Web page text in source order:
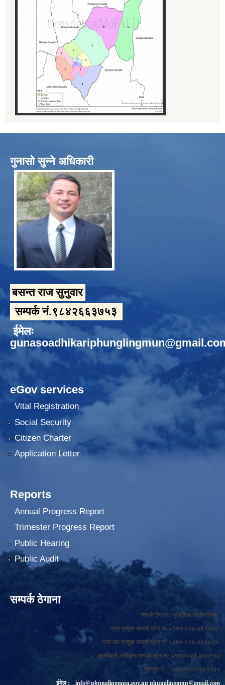
गुनासो सुन्ने अधिकारी
बसन्त राज सुनुवार
सम्पर्क नं.९८४२६६३७५३
ईमेलः
eGov services
Vital Registration
Social Security
Citizen Charter
Application Letter
Reports
Annual Progress Report
Trimester Progress Report
Public Hearing
Public Audit
सम्पर्क ठेगाना
सम्पर्क ठेगाना : फुङलिङ नगरपालिका
नगर प्रमुख सम्पर्क फोन नं: +९७७ ०२४-४६१०६६
नगर उप-प्रमुख सम्पर्क फोन नं: +९७७ ०२४-४६१०६७
कार्यकारी अधिकृत सम्पर्क फोन नं: +९७७ ०२४-४६०११४
फ्याक्स नं.: +९७७ ०२४-४६१०३०
ईमेल :
info@phunglingmun.gov.npphunglingmun@gmail.com